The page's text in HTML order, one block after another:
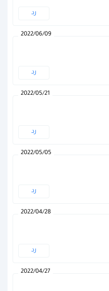
رد
2022/06/09
رد
2022/05/21
رد
2022/05/05
رد
2022/04/28
رد
2022/04/27